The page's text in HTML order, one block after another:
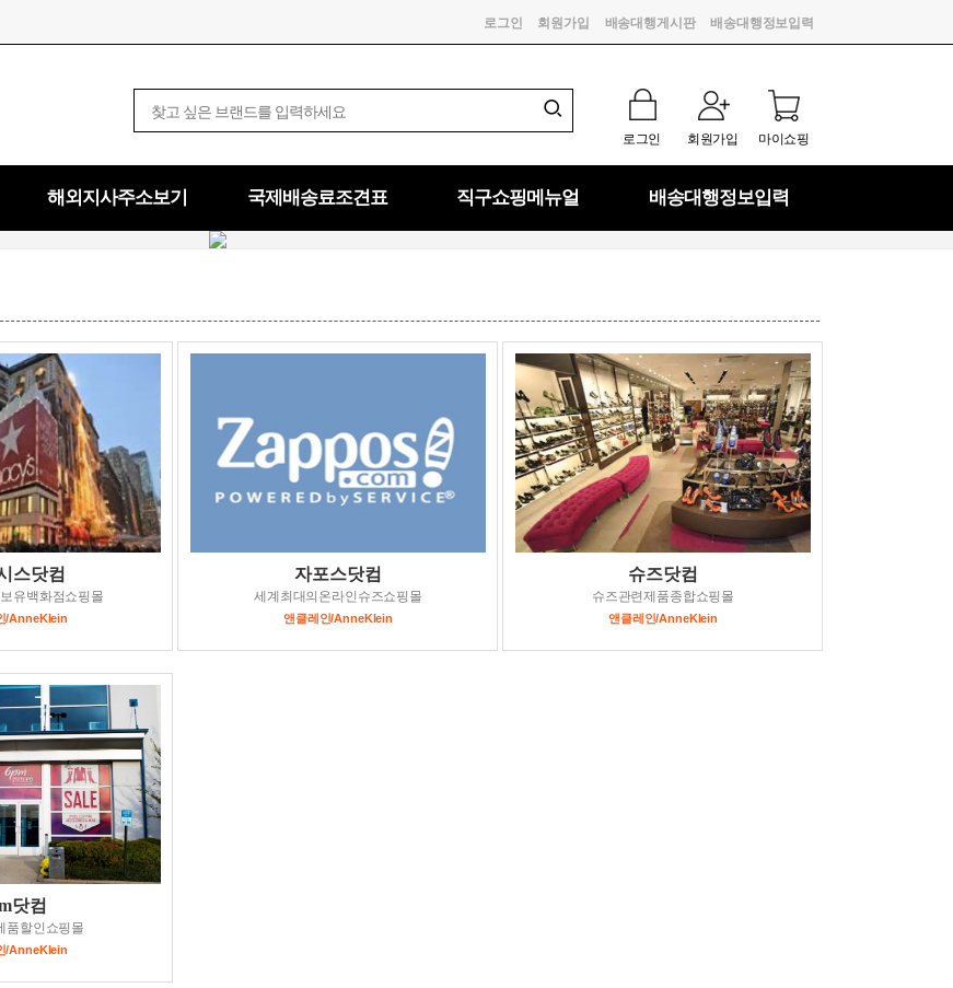
로그인 회원가입 배송대행게시판 배송대행정보입력
로그인 회원가입 마이쇼핑
해외지사주소보기 국제배송료조견표 직구쇼핑메뉴얼 배송대행정보입력
스닷컴
유백화점쇼핑몰
/AnneKlein
자포스닷컴
세계최대의온라인슈즈쇼핑몰
앤클레인/AnneKlein
슈즈닷컴
슈즈관련제품종합쇼핑몰
앤클레인/AnneKlein
닷컴
품할인쇼핑몰
/AnneKlein